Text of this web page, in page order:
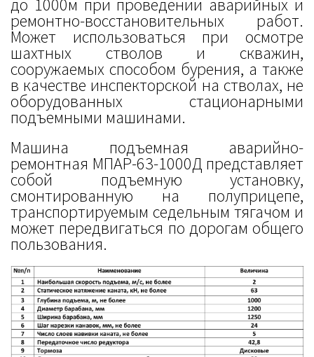
ремонтно-восстановительных работ.
Может использоваться при осмотре
шахтных стволов и скважин,
сооружаемых способом бурения, а также
в качестве инспекторской на стволах, не
оборудованных стационарными
подъемными машинами.
Машина подъемная аварийно-
ремонтная МПАР-63-1000Д представляет
собой подъемную установку,
смонтированную на полуприцепе,
транспортируемым седельным тягачом и
может передвигаться по дорогам общего
пользования.